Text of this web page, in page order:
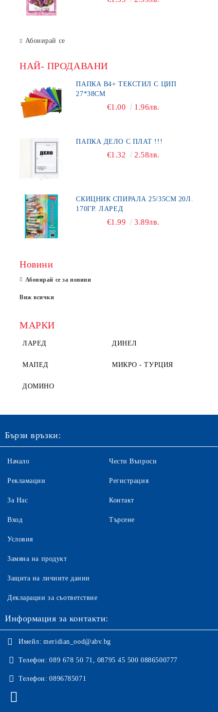
Абонирай се
НАЙ- ПРОДАВАНИ
ПАПКА В4+ ТЕКСТИЛ С ЦИП
27*38СМ
€1.00 1.96лв.
ПАПКА ДЕЛО С ПЛАТ !!!
€1.32 2.58лв.
СКИЦНИК СПИРАЛА 25/35СМ 20Л.
170ГР. ЛАРЕД
€1.99 3.89лв.
Новини
Абонирай се за новини
Виж всички
МАРКИ
ЛАРЕД ДИНЕЛ
МАПЕД МИКРО - ТУРЦИЯ
ДОМИНО
Бързи връзки:
Начало
Рекламации
За Нас
Вход
Чести Въпроси
Регистрация
Контакт
Търсене
Условия
Замяна на продукт
Защита на личните данни
Декларации за съответствие
Информация за контакти:
Имейл: meridian_ood@abv.bg
Телефон: 089 678 50 71, 08795 45 500 0886500777
Телефон: 0896785071